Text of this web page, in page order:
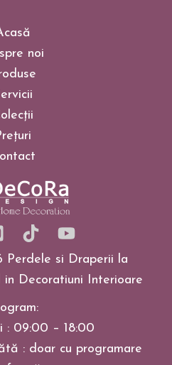
noi
si Draperii la
in Decoratiuni Interioare
: 09:00 – 18:00
: doar cu programare